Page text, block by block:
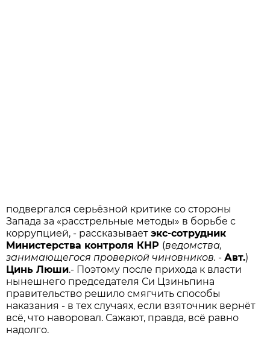
подвергался серьёзной критике со стороны
Запада за «расстрельные методы» в борьбе с
коррупцией, - рассказываетэкс-сотрудник
Министерства контроля КНР (ведомства,
занимающегося проверкой чиновников. -Авт.)
Цинь Люши.- Поэтому после прихода к власти
нынешнего председателя Си Цзиньпина
правительство решило смягчить способы
наказания - в тех случаях, если взяточник вернёт
всё, что наворовал. Сажают, правда, всё равно
надолго.